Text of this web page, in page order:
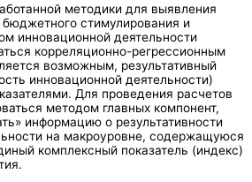
методики для выявления
стимулирования и
инновационной деятельности
корреляционно-регрессионным
возможным, результативный
инновационной деятельности)
Для проведения расчетов
методом главных компонент,
информацию о результативности
на макроуровне, содержащуюся
комплексный показатель (индекс)